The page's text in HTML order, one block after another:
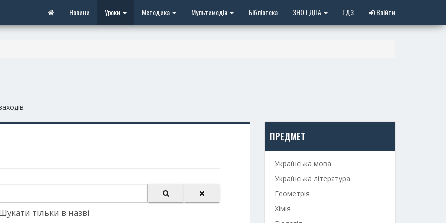
Новини Уроки Методика Мультимедіа Бібліотека ЗНО і ДПА ГДЗ Ввійти
тільки в назві
ПРЕДМЕТ
Українська мова
Українська література
Геометрія
Хімія